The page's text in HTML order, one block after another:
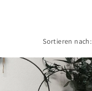
Sortieren nach: